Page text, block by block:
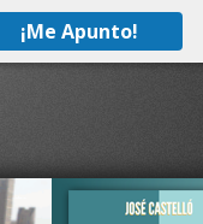
¡Me Apunto!